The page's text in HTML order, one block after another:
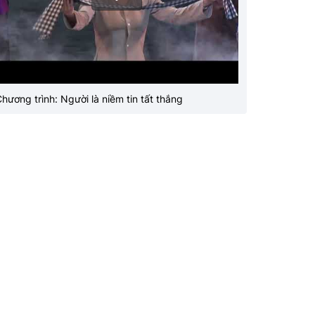
trình: Người là niềm tin tất thắng